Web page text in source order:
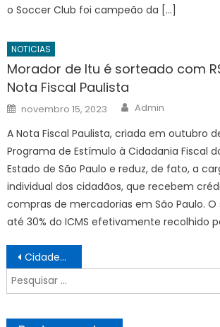
o Soccer Club foi campeão da […]
NOTICIAS
Morador de Itu é sorteado com
Nota Fiscal Paulista
Posted
on
novembro 15, 2023 Author
Admin
A Nota Fiscal Paulista, criada em outubro
Programa de Estímulo à Cidadania Fiscal
Estado de São Paulo e reduz, de fato, a
individual dos cidadãos, que recebem
compras de mercadorias em São Paulo.
até 30% do ICMS efetivamente recolhido
Navegação
de
Post
Cidades afetadas por barragem vão receber R$ 825 milhões para a saúde
Pesquisar
por: